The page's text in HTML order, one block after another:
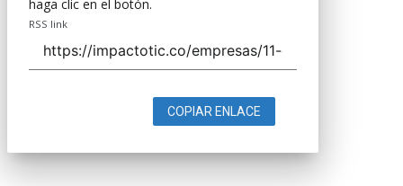
haga clic en el botón.
RSS link
COPIAR ENLACE